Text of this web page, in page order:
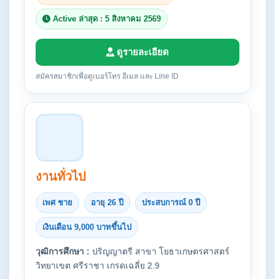
Active ล่าสุด : 5 สิงหาคม 2569
ดูรายละเอียด
สมัครสมาชิกเพื่อดูเบอร์โทร อีเมล และ Line ID
งานทั่วไป
เพศ ชาย อายุ 26 ปี ประสบการณ์ 0 ปี
เงินเดือน 9,000 บาทขึ้นไป
วุฒิการศึกษา : ปริญญาตรี สาขา โยธาเกษตรศาสตร์
วิทยาเขต ศรีราชา เกรดเฉลี่ย 2.9